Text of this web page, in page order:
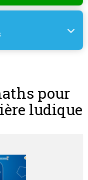
pour
ludique